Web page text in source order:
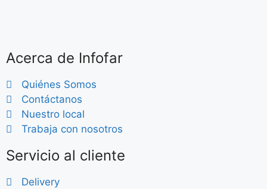
Acerca de Infofar
Quiénes Somos
Contáctanos
Nuestro local
Trabaja con nosotros
Servicio al cliente
Delivery